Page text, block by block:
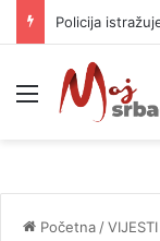
Policija
Meni
Početna /VIJESTI